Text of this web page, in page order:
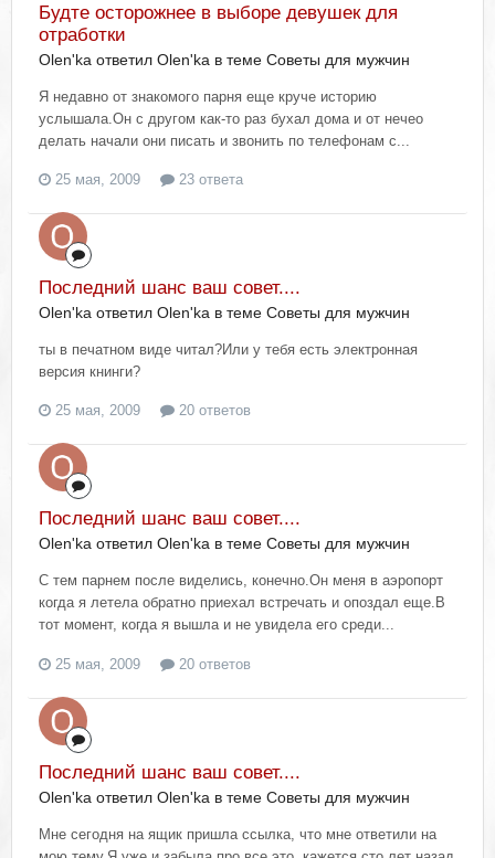
Будте осторожнее в выборе девушек для
отработки
Olen'ka ответил Olen'ka в теме Советы для мужчин
Я недавно от знакомого парня еще круче историю
услышала.Он с другом как-то раз бухал дома и от нечео
делать начали они писать и звонить по телефонам с...
25 мая, 2009 23 ответа
Последний шанс ваш совет....
Olen'ka ответил Olen'ka в теме Советы для мужчин
ты в печатном виде читал?Или у тебя есть электронная
версия книнги?
25 мая, 2009 20 ответов
Последний шанс ваш совет....
Olen'ka ответил Olen'ka в теме Советы для мужчин
C тем парнем после виделись, конечно.Он меня в аэропорт
когда я летела обратно приехал встречать и опоздал еще.В
тот момент, когда я вышла и не увидела его среди...
25 мая, 2009 20 ответов
Последний шанс ваш совет....
Olen'ka ответил Olen'ka в теме Советы для мужчин
Мне сегодня на ящик пришла ссылка, что мне ответили на